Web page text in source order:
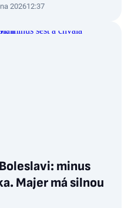
202612:37
minus
Majer má silnou